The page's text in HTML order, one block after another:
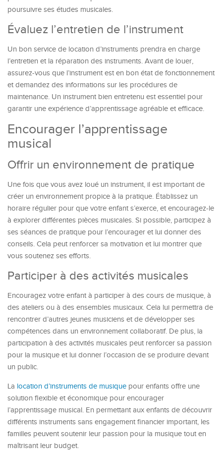
poursuivre ses études musicales.
Évaluez l’entretien de l’instrument
Un bon service de location d’instruments prendra en charge
l’entretien et la réparation des instruments. Avant de louer,
assurez-vous que l’instrument est en bon état de fonctionnement
et demandez des informations sur les procédures de
maintenance. Un instrument bien entretenu est essentiel pour
garantir une expérience d’apprentissage agréable et efficace.
Encourager l’apprentissage
musical
Offrir un environnement de pratique
Une fois que vous avez loué un instrument, il est important de
créer un environnement propice à la pratique. Établissez un
horaire régulier pour que votre enfant s’exerce, et encouragez-le
à explorer différentes pièces musicales. Si possible, participez à
ses séances de pratique pour l’encourager et lui donner des
conseils. Cela peut renforcer sa motivation et lui montrer que
vous soutenez ses efforts.
Participer à des activités musicales
Encouragez votre enfant à participer à des cours de musique, à
des ateliers ou à des ensembles musicaux. Cela lui permettra de
rencontrer d’autres jeunes musiciens et de développer ses
compétences dans un environnement collaboratif. De plus, la
participation à des activités musicales peut renforcer sa passion
pour la musique et lui donner l’occasion de se produire devant
un public.
La location d’instruments de musique pour enfants offre une
solution flexible et économique pour encourager
l’apprentissage musical. En permettant aux enfants de découvrir
différents instruments sans engagement financier important, les
familles peuvent soutenir leur passion pour la musique tout en
maîtrisant leur budget.